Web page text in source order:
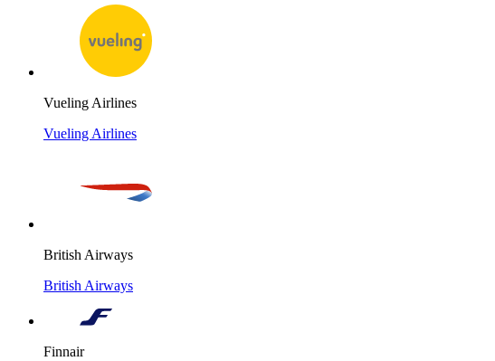
Vueling Airlines
Vueling Airlines
British Airways
British Airways
Finnair